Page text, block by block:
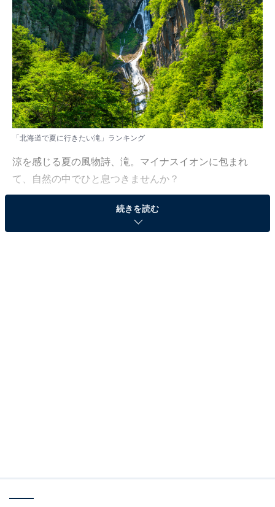
「北海道で夏に行きたい滝」ランキング
涼を感じる夏の風物詩、滝。マイナスイオンに包まれ
て、自然の中でひと息つきませんか？
All About ニュース編集部では、2025年8月15〜18日の期
間、全国20〜70代の男女250人を対象に、「夏に行きた
続きを読む